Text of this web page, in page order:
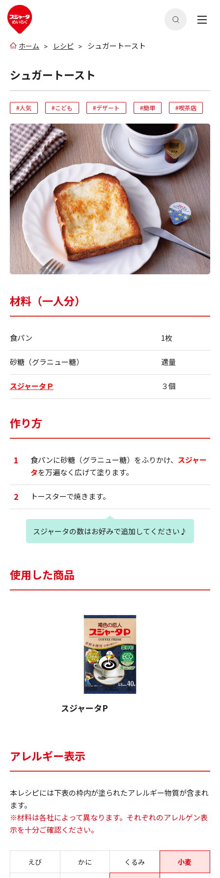
ホーム レシピ シュガートースト
シュガートースト
#人気 #こども #デザート #簡単 #喫茶店
材料（一人分）
食パン 1枚
砂糖（グラニュー糖） 適量
スジャータＰ ３個
作り方
1 食パンに砂糖（グラニュー糖）をふりかけ、 スジャー
タを万遍なく広げて塗ります。
2 トースターで焼きます。
スジャータの数はお好みで追加してください♪
使用した商品
スジャータP
アレルギー表示
本レシピには下表の枠内が塗られたアレルギー物質が含まれ
ます。
※材料は各社によって異なります。それぞれのアレルゲン表
示を十分ご確認ください。
えび かに くるみ 小麦